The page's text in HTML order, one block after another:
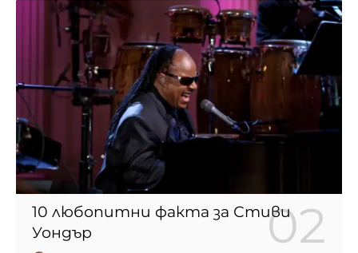
10 любопитни факта за Стиви
Уондър